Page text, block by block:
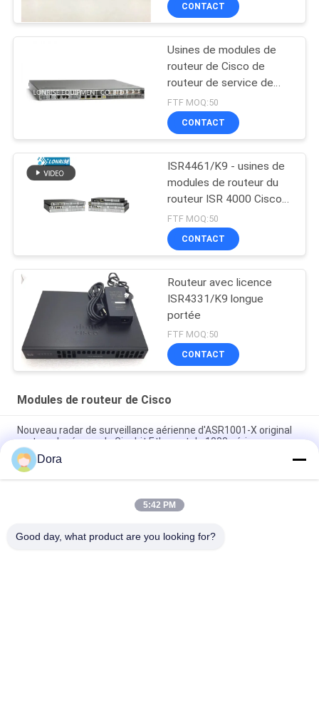
CONTACT
Usines de modules de
routeur de Cisco de
routeur de service de
l'agrégation ASR1001
FTF MOQ:50
CONTACT
ISR4461/K9 - usines de
modules de routeur du
routeur ISR 4000 Cisco
de Cisco
FTF MOQ:50
CONTACT
Routeur avec licence
ISR4331/K9 longue
portée
FTF MOQ:50
CONTACT
Modules de routeur de Cisco
Nouveau radar de surveillance aérienne d'ASR1001-X original
routeur de réseau de Gigabit Ethernet de 1000 séries
C9300 - Nanomètre - 2Q = catalyseur 9300 2 pièce de
rechange de module de réseau de X 40GE
Suppléments de chaîne de Wifi de DRACHME des modules 2GE
Dora
5:42 PM
Good day, what product are you looking for?